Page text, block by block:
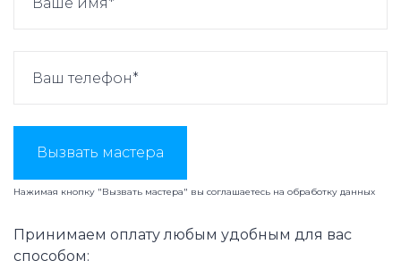
Вызвать мастера
Нажимая кнопку "Вызвать мастера" вы соглашаетесь на обработку данных
Принимаем оплату любым удобным для вас
способом: